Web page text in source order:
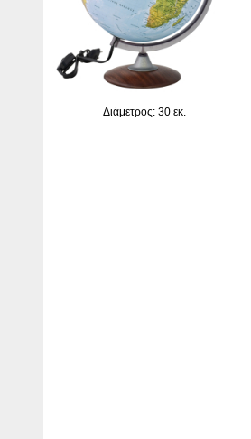
Διάμετρος: 30 εκ.